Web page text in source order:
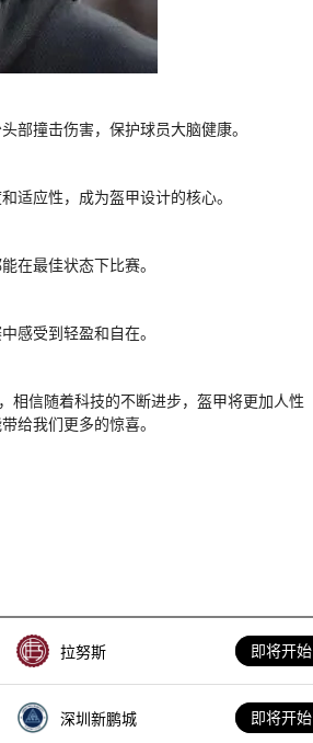
部撞击伤害，保护球员大脑健康。
适应性，成为盔甲设计的核心。
在最佳状态下比赛。
感受到轻盈和自在。
相信随着科技的不断进步，盔甲将更加人性
给我们更多的惊喜。
拉努斯 即将开始
深圳新鹏城 即将开始